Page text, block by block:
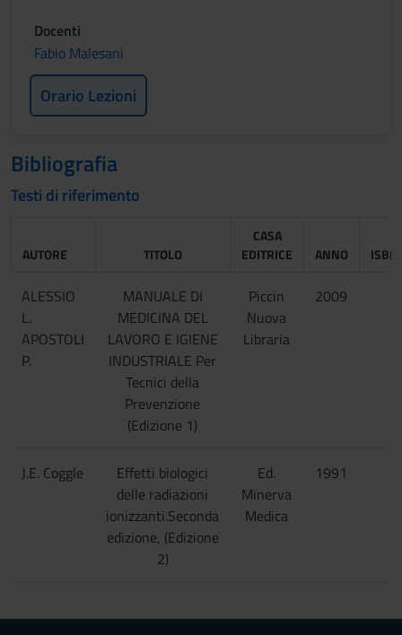
Docenti
Fabio Malesani
Orario Lezioni
Bibliografia
Testi di riferimento
AUTORE TITOLO
CASA
EDITRICE
ANNO ISBN
ALESSIO
L.
APOSTOLI
P.
MANUALE DI
MEDICINA DEL
LAVORO E IGIENE
INDUSTRIALE Per
Tecnici della
Prevenzione
(Edizione 1)
Piccin
Nuova
Libraria
2009
J.E. Coggle
Effetti biologici
delle radiazioni
ionizzanti.Seconda
edizione, (Edizione
2)
Ed.
Minerva
Medica
1991